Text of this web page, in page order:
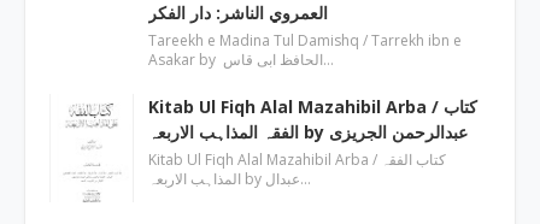
العمروي الناشر: دار الفكر
Tareekh e Madina Tul Damishq / Tarrekh ibn e
Asakar by الحافظ ابی قاس…
Kitab Ul Fiqh Alal Mazahibil Arba / کتاب
الفقہ المذاہب الاربعہ by عبدالرحمن الجریزی
Kitab Ul Fiqh Alal Mazahibil Arba / کتاب الفقہ
المذاہب الاربعہ by عبدال…